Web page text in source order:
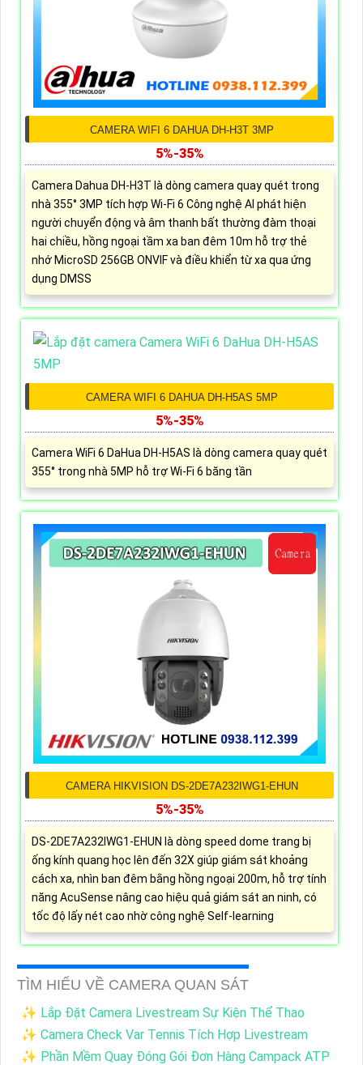
CAMERA WIFI 6 DAHUA DH-H3T 3MP
5%-35%
Camera Dahua DH-H3T là dòng camera quay quét trong
nhà 355° 3MP tích hợp Wi-Fi 6 Công nghệ AI phát hiện
người chuyển động và âm thanh bất thường đàm thoại
hai chiều, hồng ngoại tầm xa ban đêm 10m hỗ trợ thẻ
nhớ MicroSD 256GB ONVIF và điều khiển từ xa qua ứng
dụng DMSS
CAMERA WIFI 6 DAHUA DH-H5AS 5MP
5%-35%
Camera WiFi 6 DaHua DH-H5AS là dòng camera quay quét
355° trong nhà 5MP hỗ trợ Wi-Fi 6 băng tần
CAMERA HIKVISION DS-2DE7A232IWG1-EHUN
5%-35%
DS-2DE7A232IWG1-EHUN là dòng speed dome trang bị
ống kính quang học lên đến 32X giúp giám sát khoảng
cách xa, nhìn ban đêm bằng hồng ngoại 200m, hỗ trợ tính
năng AcuSense nâng cao hiệu quả giám sát an ninh, có
tốc độ lấy nét cao nhờ công nghệ Self-learning
TÌM HIỂU VỀ CAMERA QUAN SÁT
✨ Lắp Đặt Camera Livestream Sự Kiện Thể Thao
✨ Camera Check Var Tennis Tích Hợp Livestream
✨ Phần Mềm Quay Đóng Gói Đơn Hàng Campack ATP